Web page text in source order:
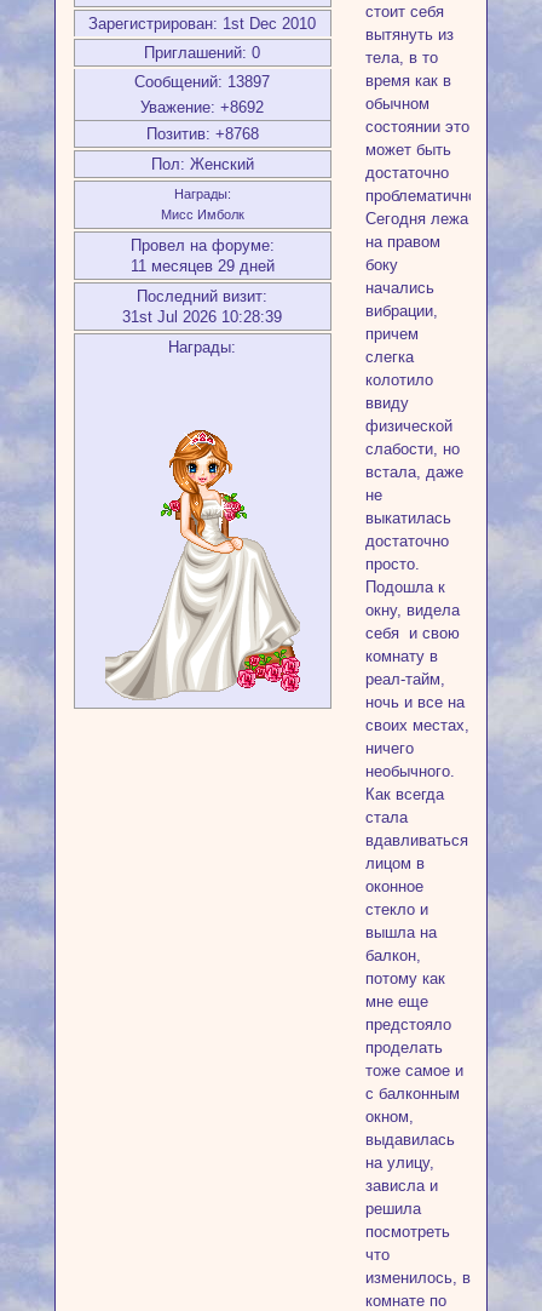
Зарегистрирован: 1st Dec 2010
Приглашений: 0
Сообщений: 13897
Уважение: +8692
Позитив: +8768
Пол: Женский
Награды:
Мисс Имболк
Провел на форуме:
11 месяцев 29 дней
Последний визит:
31st Jul 2026 10:28:39
Награды:
стоит себя
вытянуть из
тела, в то
время как в
обычном
состоянии это
может быть
достаточно
проблематично.
Сегодня лежа
на правом
боку
начались
вибрации,
причем
слегка
колотило
ввиду
физической
слабости, но
встала, даже
не
выкатилась
достаточно
просто.
Подошла к
окну, видела
себя и свою
комнату в
реал-тайм,
ночь и все на
своих местах,
ничего
необычного.
Как всегда
стала
вдавливаться
лицом в
оконное
стекло и
вышла на
балкон,
потому как
мне еще
предстояло
проделать
тоже самое и
с балконным
окном,
выдавилась
на улицу,
зависла и
решила
посмотреть
что
изменилось, в
комнате по